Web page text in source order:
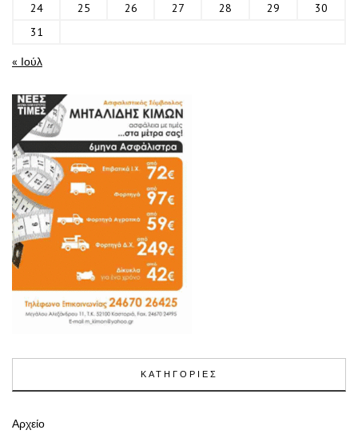
24
25 26 27 28 29
30
31
« Ιούλ
ΚΑΤΗΓΟΡΙΕΣ
Αρχείο